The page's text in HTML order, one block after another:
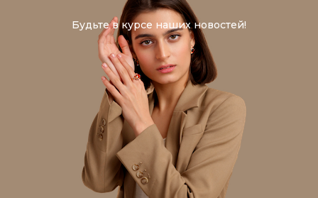
Будьте в курсе наших новостей!